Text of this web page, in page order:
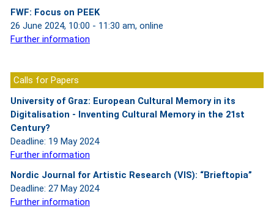
FWF: Focus on PEEK
26 June 2024, 10:00 - 11:30 am, online
Further information
Calls for Papers
University of Graz: European Cultural Memory in its
Digitalisation - Inventing Cultural Memory in the 21st
Century?
Deadline: 19 May 2024
Further information
Nordic Journal for Artistic Research (VIS): “Brieftopia”
Deadline: 27 May 2024
Further information